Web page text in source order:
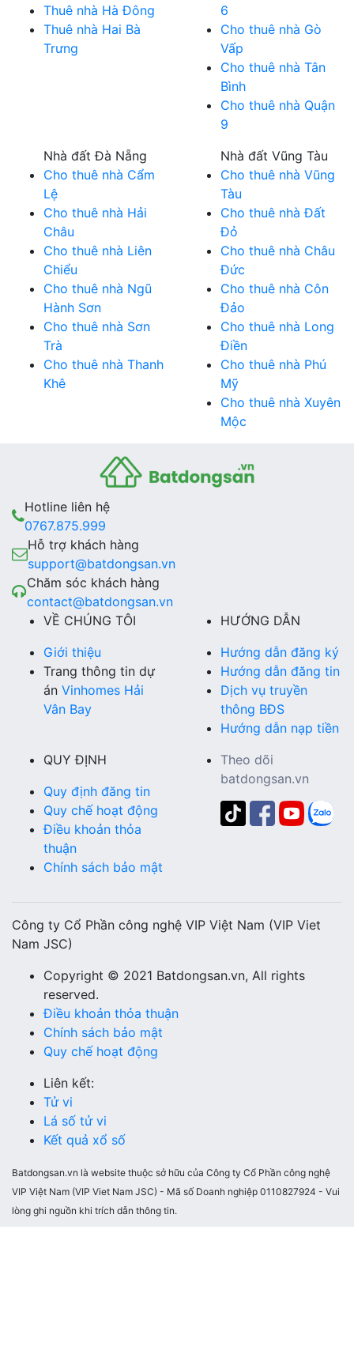
Thuê nhà Hà Đông
Thuê nhà Hai Bà
Trưng
6
Cho thuê nhà Gò
Vấp
Cho thuê nhà Tân
Bình
Cho thuê nhà Quận
9
Nhà đất Đà Nẵng
Cho thuê nhà Cẩm
Lệ
Cho thuê nhà Hải
Châu
Cho thuê nhà Liên
Chiểu
Cho thuê nhà Ngũ
Hành Sơn
Cho thuê nhà Sơn
Trà
Cho thuê nhà Thanh
Khê
Nhà đất Vũng Tàu
Cho thuê nhà Vũng
Tàu
Cho thuê nhà Đất
Đỏ
Cho thuê nhà Châu
Đức
Cho thuê nhà Côn
Đảo
Cho thuê nhà Long
Điền
Cho thuê nhà Phú
Mỹ
Cho thuê nhà Xuyên
Mộc
Hotline liên hệ
0767.875.999
Hỗ trợ khách hàng
support@batdongsan.vn
Chăm sóc khách hàng
contact@batdongsan.vn
VỀ CHÚNG TÔI
Giới thiệu
Trang thông tin dự
án Vinhomes Hải
Vân Bay
HƯỚNG DẪN
Hướng dẫn đăng ký
Hướng dẫn đăng tin
Dịch vụ truyền
thông BĐS
Hướng dẫn nạp tiền
QUY ĐỊNH
Quy định đăng tin
Quy chế hoạt động
Điều khoản thỏa
thuận
Chính sách bảo mật
Theo dõi
batdongsan.vn
Công ty Cổ Phần công nghệ VIP Việt Nam (VIP Viet
Nam JSC)
Copyright © 2021 Batdongsan.vn, All rights
reserved.
Điều khoản thỏa thuận
Chính sách bảo mật
Quy chế hoạt động
Liên kết:
Tử vi
Lá số tử vi
Kết quả xổ số
Batdongsan.vn là website thuộc sở hữu của Công ty Cổ Phần công nghệ
VIP Việt Nam (VIP Viet Nam JSC) - Mã số Doanh nghiệp 0110827924 - Vui
lòng ghi nguồn khi trích dẫn thông tin.